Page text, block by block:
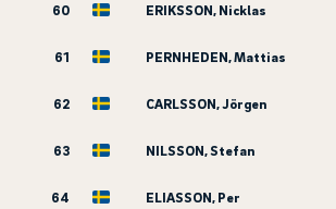
60 ERIKSSON, Nicklas
61 PERNHEDEN, Mattias
62 CARLSSON, Jörgen
63 NILSSON, Stefan
64 ELIASSON, Per